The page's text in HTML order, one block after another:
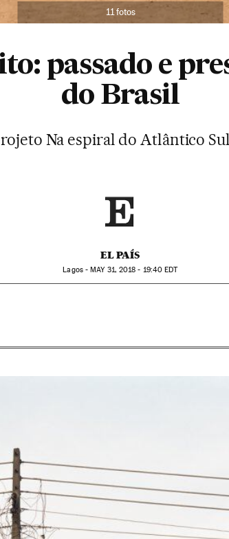
11 fotos
passado e
do Brasil
Na espiral do Atlântico
EL PAÍS
Lagos -MAY31, 2018 - 19:40 EDT